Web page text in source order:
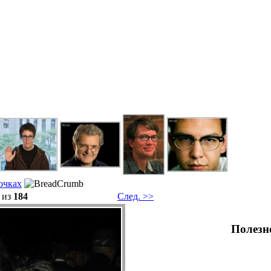
из 184 След. >>